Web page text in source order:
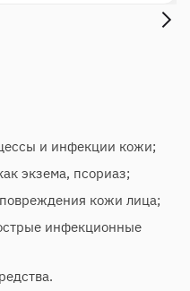
и инфекции кожи;
экзема, псориаз;
кожи лица;
инфекционные